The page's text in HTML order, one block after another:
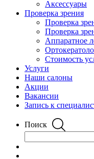
Аксессуары
Проверка зрения
Проверка
Проверка
Аппаратное
Стоимость
Услуги
Наши салоны
Акции
Вакансии
Запись к
Поиск